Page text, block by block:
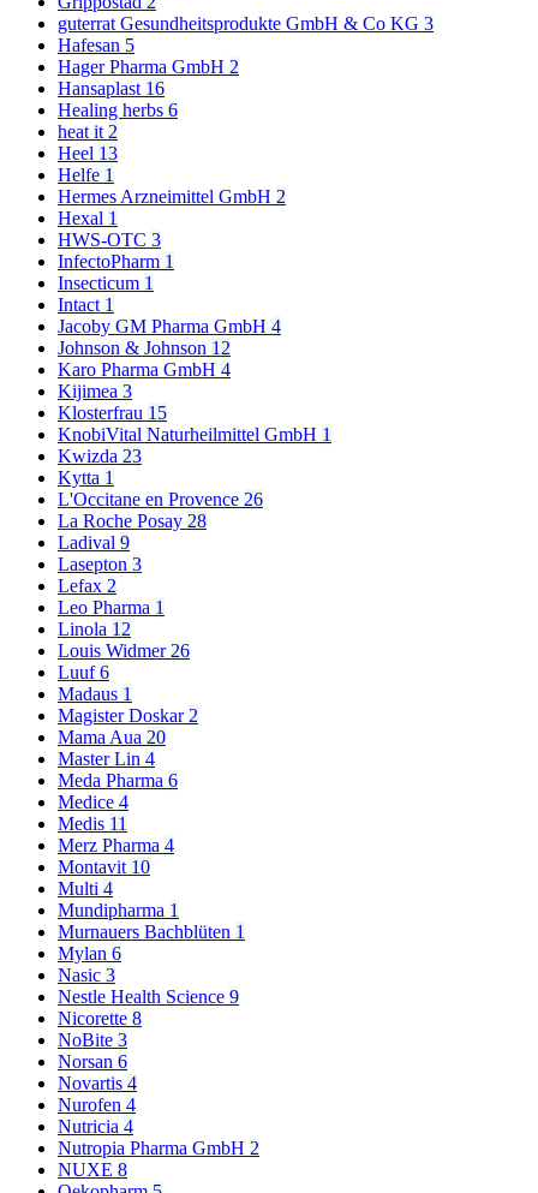
guterrat Gesundheitsprodukte GmbH & Co KG 3
Hafesan 5
Hager Pharma GmbH 2
Hansaplast 16
Healing herbs 6
heat it 2
Heel 13
Helfe 1
Hermes Arzneimittel GmbH 2
Hexal 1
HWS-OTC 3
InfectoPharm 1
Insecticum 1
Intact 1
Jacoby GM Pharma GmbH 4
Johnson & Johnson 12
Karo Pharma GmbH 4
Kijimea 3
Klosterfrau 15
KnobiVital Naturheilmittel GmbH 1
Kwizda 23
Kytta 1
L'Occitane en Provence 26
La Roche Posay 28
Ladival 9
Lasepton 3
Lefax 2
Leo Pharma 1
Linola 12
Louis Widmer 26
Luuf6
Madaus 1
Magister Doskar 2
Mama Aua 20
Master Lin 4
Meda Pharma 6
Medice 4
Medis 11
Merz Pharma 4
Montavit 10
Multi 4
Mundipharma 1
Murnauers Bachblüten 1
Mylan 6
Nasic 3
Nestle Health Science 9
Nicorette 8
NoBite 3
Norsan 6
Novartis 4
Nurofen 4
Nutricia 4
Nutropia Pharma GmbH 2
NUXE 8